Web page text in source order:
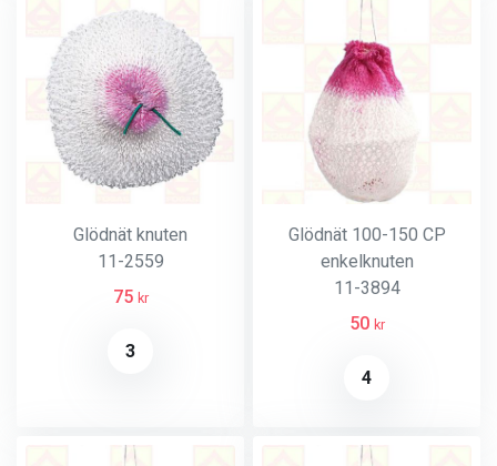
Glödnät knuten
11-2559
75 kr
3
Glödnät 100-150 CP
enkelknuten
11-3894
50 kr
4